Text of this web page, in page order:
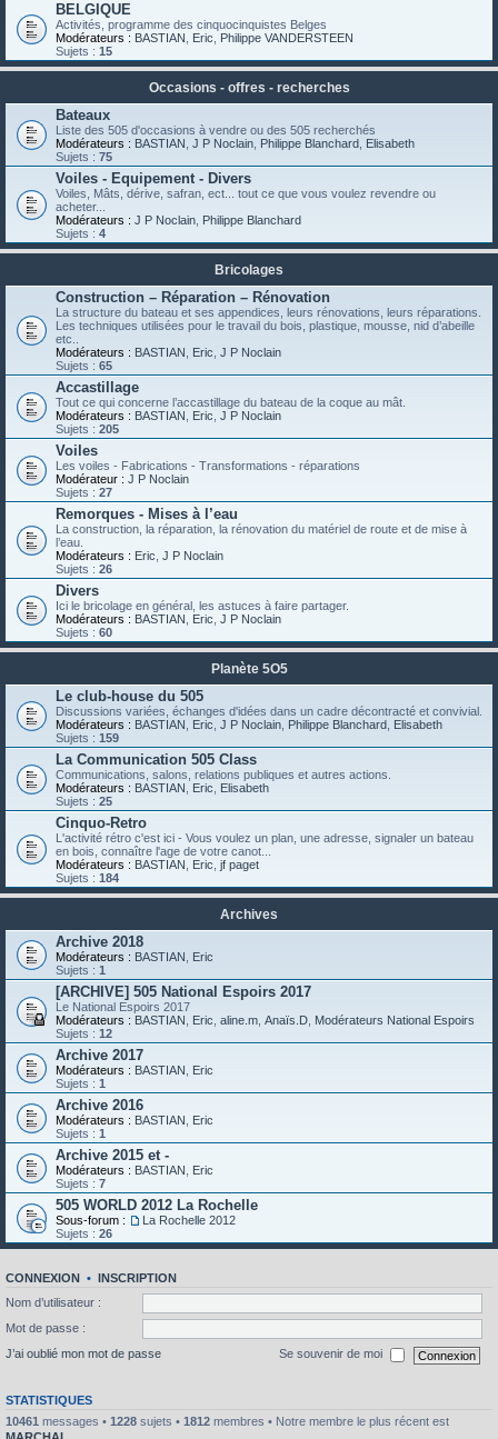
BELGIQUE
Activités, programme des cinquocinquistes Belges
Modérateurs : BASTIAN Eric
Philippe VANDERSTEEN
Sujets : 15
Occasions - offres - recherches
Bateaux
Liste des 505 d'occasions à vendre ou des 505 recherchés
Modérateurs : BASTIAN J P Noclain Philippe Blanchard Elisabeth
Sujets : 75
Voiles - Equipement - Divers
Voiles, Mâts, dérive, safran, ect... tout ce que vous voulez revendre ou
acheter...
Modérateurs : J P Noclain Philippe Blanchard
Sujets : 4
Bricolages
Construction – Réparation – Rénovation
La structure du bateau et ses appendices, leurs rénovations, leurs réparations.
Les techniques utilisées pour le travail du bois, plastique, mousse, nid d’abeille
etc..
Modérateurs : BASTIAN Eric J P Noclain
Sujets : 65
Accastillage
Tout ce qui concerne l’accastillage du bateau de la coque au mât.
Modérateurs : BASTIAN Eric J P Noclain
Sujets : 205
Voiles
Les voiles - Fabrications - Transformations - réparations
Modérateur : J P Noclain
Sujets : 27
Remorques - Mises à l’eau
La construction, la réparation, la rénovation du matériel de route et de mise à
l’eau.
Modérateurs : Eric J P Noclain
Sujets : 26
Divers
Ici le bricolage en général, les astuces à faire partager.
Modérateurs : BASTIAN Eric J P Noclain
Sujets : 60
Planète 5O5
Le club-house du 505
Discussions variées, échanges d'idées dans un cadre décontracté et convivial.
Modérateurs : BASTIAN Eric J P Noclain Philippe Blanchard Elisabeth
Sujets : 159
La Communication 505 Class
Communications, salons, relations publiques et autres actions.
Modérateurs : BASTIAN Eric
Elisabeth
Sujets : 25
Cinquo-Retro
L'activité rétro c'est ici - Vous voulez un plan, une adresse, signaler un bateau
en bois, connaître l'age de votre canot...
Modérateurs : BASTIAN Eric jf paget
Sujets : 184
Archives
Archive 2018
Modérateurs : BASTIAN
Eric
Sujets : 1
[ARCHIVE] 505 National Espoirs 2017
Le National Espoirs 2017
Modérateurs : BASTIAN Eric aline.m Anaïs.D Modérateurs National Espoirs
Sujets : 12
Archive 2017
Modérateurs : BASTIAN
Eric
Sujets : 1
Archive 2016
Modérateurs : BASTIAN
Eric
Sujets : 1
Archive 2015 et -
Modérateurs : BASTIAN
Eric
Sujets : 7
505 WORLD 2012 La Rochelle
Sous-forum :
La Rochelle 2012
Sujets : 26
CONNEXION • INSCRIPTION
Nom d’utilisateur :
Mot de passe :
J’ai oublié mon mot de passe
Se souvenir de moi
STATISTIQUES
10461 messages • 1228 sujets • 1812 membres • Notre membre le plus récent est